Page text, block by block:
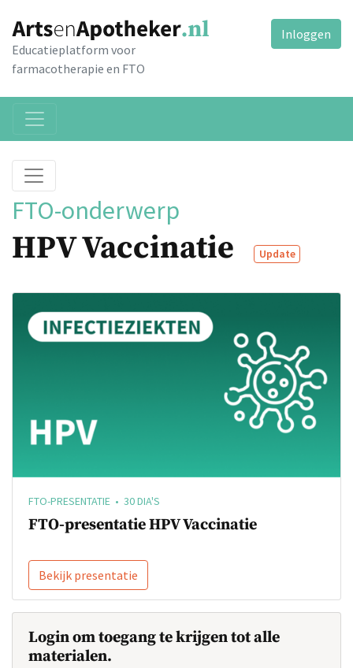
Educatieplatform voor
farmacotherapie en FTO
Inloggen
FTO-onderwerp
HPV Vaccinatie Update
FTO-PRESENTATIE • 30 DIA'S
FTO-presentatie HPV Vaccinatie
Bekijk presentatie
Login om toegang te krijgen tot alle
materialen.